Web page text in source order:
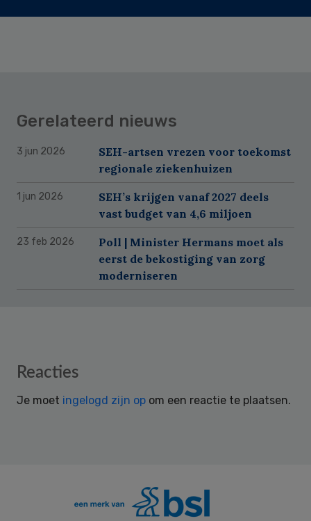
Gerelateerd nieuws
3 jun 2026
SEH-artsen vrezen voor toekomst
regionale ziekenhuizen
1 jun 2026
SEH’s krijgen vanaf 2027 deels
vast budget van 4,6 miljoen
23 feb 2026
Poll | Minister Hermans moet als
eerst de bekostiging van zorg
moderniseren
Reader
Reacties
Je moet ingelogd zijn op om een reactie te plaatsen.